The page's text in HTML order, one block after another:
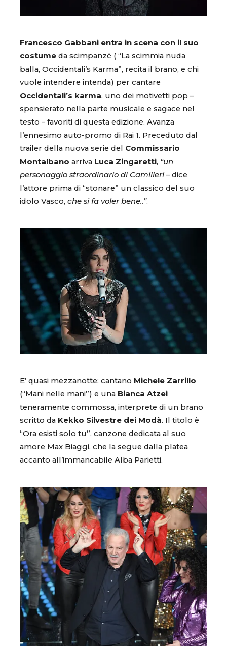
Francesco Gabbani entra in scena con il suo
costume da scimpanzé ( “La scimmia nuda
balla, Occidentali’s Karma”, recita il brano, e chi
vuole intendere intenda) per cantare
Occidentali’s karma, uno dei motivetti pop –
spensierato nella parte musicale e sagace nel
testo – favoriti di questa edizione. Avanza
l’ennesimo auto-promo di Rai 1. Preceduto dal
trailer della nuova serie del Commissario
Montalbano arriva Luca Zingaretti, “un
personaggio straordinario di Camilleri– dice
l’attore prima di “stonare” un classico del suo
idolo Vasco, che si fa voler bene..”.
E’ quasi mezzanotte: cantano Michele Zarrillo
(“Mani nelle mani”) e una Bianca Atzei
teneramente commossa, interprete di un brano
scritto da Kekko Silvestre dei Modà. Il titolo è
“Ora esisti solo tu”, canzone dedicata al suo
amore Max Biaggi, che la segue dalla platea
accanto all’immancabile Alba Parietti.